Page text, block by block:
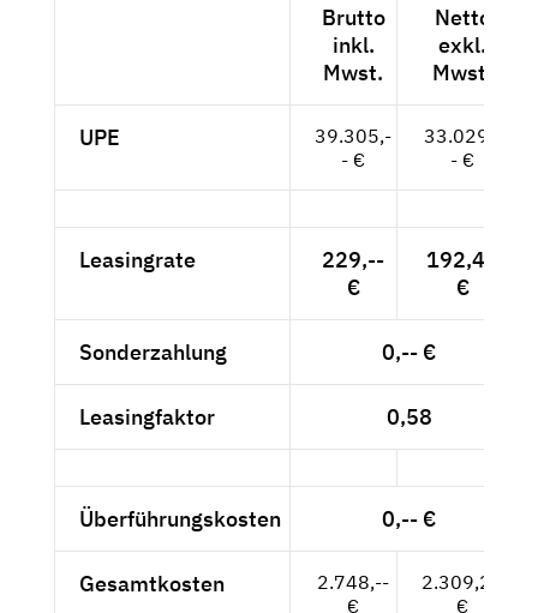
Brutto
inkl.
Mwst.
Netto
exkl.
Mwst.
UPE
39.305,-
- €
33.029,-
- €
Leasingrate
229,--
€
192,44
€
Sonderzahlung 0,-- €
Leasingfaktor 0,58
Überführungskosten 0,-- €
Gesamtkosten
2.748,--
€
2.309,24
€